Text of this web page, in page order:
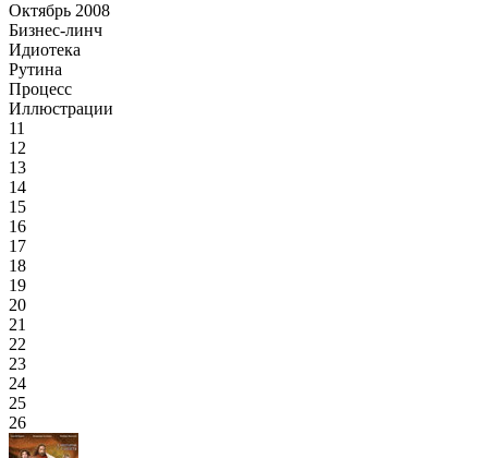
Октябрь 2008
Бизнес-линч
Идиотека
Рутина
Процесс
Иллюстрации
11
12
13
14
15
16
17
18
19
20
21
22
23
24
25
26